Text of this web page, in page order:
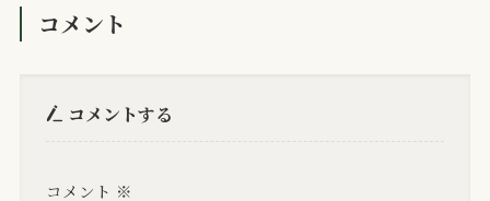
コメント
コメントする
コメント ※